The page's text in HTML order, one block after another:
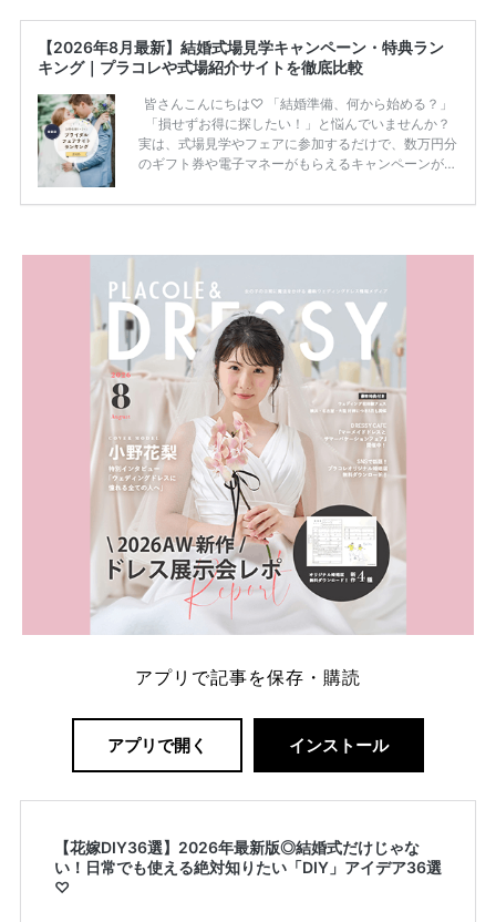
【2026年8月最新】結婚式場見学キャンペーン・特典ラン
キング｜プラコレや式場紹介サイトを徹底比較
皆さんこんにちは♡ 「結婚準備、何から始める？」
「損せずお得に探したい！」と悩んでいませんか？
実は、式場見学やフェアに参加するだけで、数万円分
のギフト券や電子マネーがもらえるキャンペーンがあ
ため、比較せずに選ぶと損をしてしまうことも……。
内容：特典金額・条件・応募方法・注意点 「どこが
一番お得？」「プラコレの特典は？」といった疑問も
解決します。 まずは診断で候補を絞れる「ウェディ
ング診断」か、体験型 […]
続きを読む
アプリで記事を保存・購読
アプリで開く インストール
【花嫁DIY36選】2026年最新版◎結婚式だけじゃな
い！日常でも使える絶対知りたい「DIY」アイデア36選
♡